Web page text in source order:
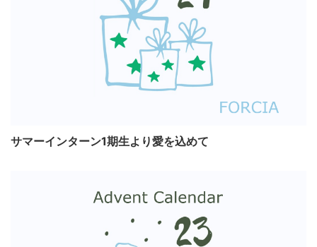
サマーインターン1期生より愛を込めて